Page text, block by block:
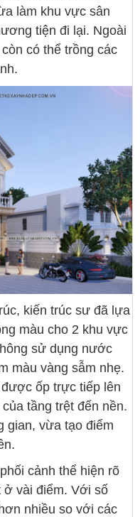
làm khu vực sân
tiện đi lại. Ngoài
có thể trồng các
kiến trúc sư đã lựa
màu cho 2 khu vực
sử dụng nước
màu vàng sẫm nhẹ.
ốp trực tiếp lên
tầng trệt đến nền.
gian, vừa tạo điểm
cảnh thể hiện rõ
vài điểm. Với số
nhiều so với các